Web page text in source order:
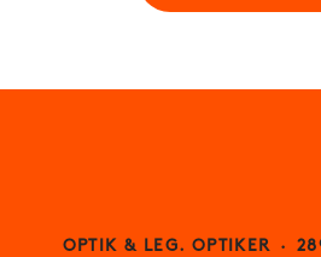
OPTIK & LEG. OPTIKER ·